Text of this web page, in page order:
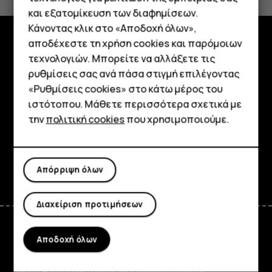
Smartphone
Τηλέφωνα απλής χρήσης
Tablet
Ναι Όχι
Εξερευνήστε
Πληροφορίες
Planet and people
FacebookInstagram
TiktokYoutube
Greece
και εξατομίκευση των διαφημίσεων.
Κάνοντας κλικ στο «Αποδοχή όλων»,
αποδέχεστε τη χρήση cookies και παρόμοιων
τεχνολογιών. Μπορείτε να αλλάξετε τις
ρυθμίσεις σας ανά πάσα στιγμή επιλέγοντας
«Ρυθμίσεις cookies» στο κάτω μέρος του
ιστότοπου. Μάθετε περισσότερα σχετικά με
τηνπολιτική cookiesπου χρησιμοποιούμε.
Απόρριψη όλων
Διαχείριση προτιμήσεων
Αποδοχή όλων